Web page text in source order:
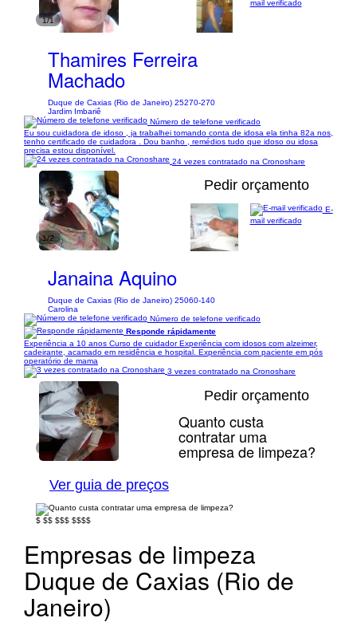
1/1
Thamires Ferreira
Machado
Duque de Caxias (Rio de Janeiro) 25270-270
Jardim Imbariê
mail verificado
Número de telefone verificado
Eu sou cuidadora de idoso , ja trabalhei tomando conta de idosa ela tinha 82a nos,
tenho certificado de cuidadora . Dou banho , remédios tudo que idoso ou idosa
precisa estou disponível.
24 vezes contratado na Cronoshare
1/2
Pedir orçamento
Janaina Aquino
Duque de Caxias (Rio de Janeiro) 25060-140
Carolina
E-
mail verificado
Número de telefone verificado
Responde rápidamente
Experiência a 10 anos Curso de cuidador Experiência com idosos com alzeimer,
cadeirante, acamado em residência e hospital. Experiência com paciente em pós
operatório de mama
3 vezes contratado na Cronoshare
Pedir orçamento
Quanto custa
contratar uma
empresa de limpeza?
Ver guia de preços
$ $$ $$$ $$$$
Empresas de limpeza
Duque de Caxias (Rio de
Janeiro)